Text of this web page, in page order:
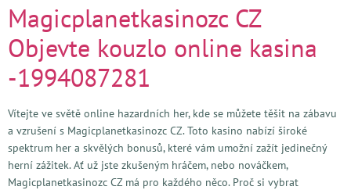
Magicplanetkasinozc CZ
Objevte kouzlo online kasina
-1994087281
Vítejte ve světě online hazardních her, kde se můžete těšit na zábavu
a vzrušení s Magicplanetkasinozc CZ. Toto kasino nabízí široké
spektrum her a skvělých bonusů, které vám umožní zažít jedinečný
herní zážitek. Ať už jste zkušeným hráčem, nebo nováčkem,
Magicplanetkasinozc CZ má pro každého něco. Proč si vybrat